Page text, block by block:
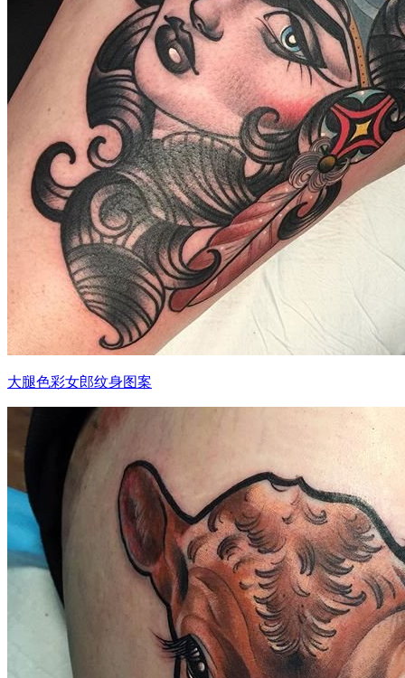
大腿色彩女郎纹身图案